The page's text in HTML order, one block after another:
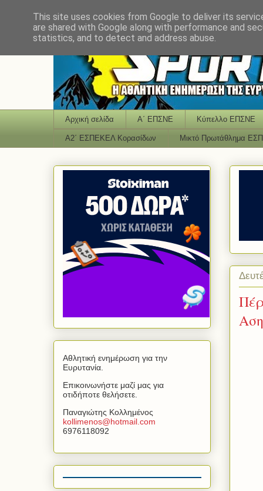
Αρχική σελίδα Α΄ ΕΠΣΝΕ Κύπελλο ΕΠΣΝΕ
Α2΄ ΕΣΠΕΚΕΛ Κορασίδων Μικτό Πρωτάθλημα
Αθλητική ενημέρωση για την
Ευρυτανία.
Επικοινωνήστε μαζί μας για
οτιδήποτε θελήσετε.
Παναγιώτης Κολλημένος
kollimenos@hotmail com
6976118092
This site uses cookies from Google to deliver its
are shared with Google along with performance and
statistics, and to detect and address abuse.